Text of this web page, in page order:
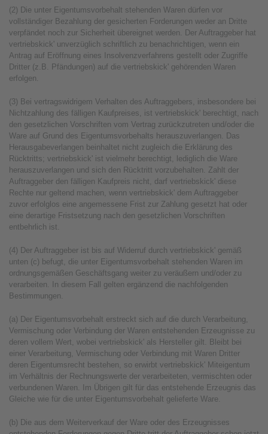
(2) Die unter Eigentumsvorbehalt stehenden Waren dürfen vor
vollständiger Bezahlung der gesicherten Forderungen weder an Dritte
verpfändet noch zur Sicherheit übereignet werden. Der Auftraggeber hat
vertriebskick' unverzüglich schriftlich zu benachrichtigen, wenn ein
Antrag auf Eröffnung eines Insolvenzverfahrens gestellt oder Zugriffe
Dritter (z.B. Pfändungen) auf die vertriebskick' gehörenden Waren
erfolgen.
(3) Bei vertragswidrigem Verhalten des Auftraggebers, insbesondere bei
Nichtzahlung des fälligen Kaufpreises, ist vertriebskick' berechtigt, nach
den gesetzlichen Vorschriften vom Vertrag zurückzutreten und/oder die
Ware auf Grund des Eigentumsvorbehalts herauszuverlangen. Das
Herausgabeverlangen beinhaltet nicht zugleich die Erklärung des
Rücktritts; vertriebskick' ist vielmehr berechtigt, lediglich die Ware
herauszuverlangen und sich den Rücktritt vorzubehalten. Zahlt der
Auftraggeber den fälligen Kaufpreis nicht, darf vertriebskick' diese
Rechte nur geltend machen, wenn vertriebskick' dem Auftraggeber
zuvor erfolglos eine angemessene Frist zur Zahlung gesetzt hat oder
eine derartige Fristsetzung nach den gesetzlichen Vorschriften
entbehrlich ist.
(4) Der Auftraggeber ist bis auf Widerruf durch vertriebskick' gemäß
unten (c) befugt, die unter Eigentumsvorbehalt stehenden Waren im
ordnungsgemäßen Geschäftsgang weiter zu veräußern und/oder zu
verarbeiten. In diesem Fall gelten ergänzend die nachfolgenden
Bestimmungen.
(a) Der Eigentumsvorbehalt erstreckt sich auf die durch Verarbeitung,
Vermischung oder Verbindung der Waren entstehenden Erzeugnisse zu
deren vollem Wert, wobei vertriebskick' als Hersteller gilt. Bleibt bei
einer Verarbeitung, Vermischung oder Verbindung mit Waren Dritter
deren Eigentumsrecht bestehen, so erwirbt vertriebskick' Miteigentum
im Verhältnis der Rechnungswerte der verarbeiteten, vermischten oder
verbundenen Waren. Im Übrigen gilt für das entstehende Erzeugnis das
Gleiche wie für die unter Eigentumsvorbehalt gelieferte Ware.
(b) Die aus dem Weiterverkauf der Ware oder des Erzeugnisses